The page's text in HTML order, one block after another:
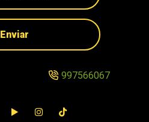
Enviar
997566067